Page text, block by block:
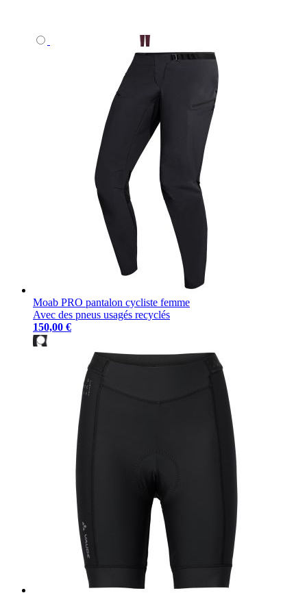
Moab PRO pantalon cycliste femme
Avec des pneus usagés recyclés
150,00 €